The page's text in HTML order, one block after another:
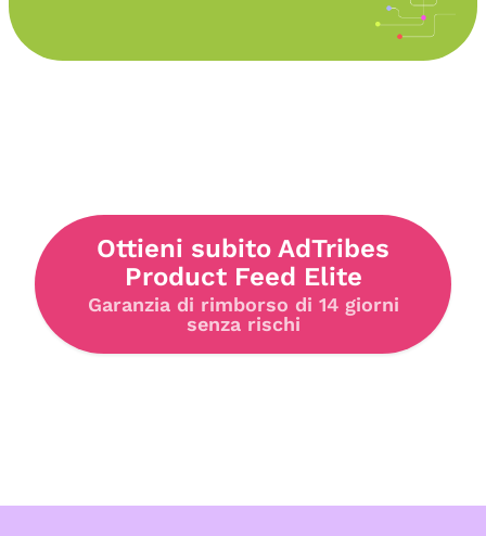
Ottieni subito AdTribes
Product Feed Elite
Garanzia di rimborso di 14 giorni
senza rischi